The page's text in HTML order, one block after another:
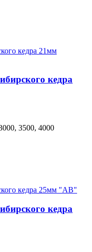
кедра
3500, 4000
кедра